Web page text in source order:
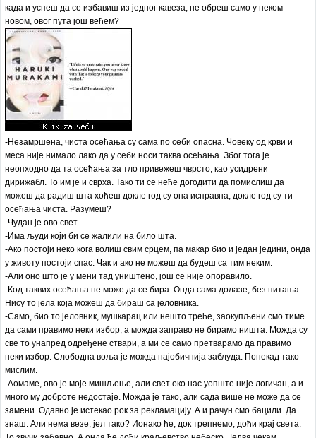
када и успеш да се избавиш из једног кавеза, не обреш само у неком
новом, овог пута још већем?
-Незамршена, чиста осећања су сама по себи опасна. Човеку од крви и
меса није нимало лако да у себи носи таква осећања. Због тога је
неопходно да та осећања за тло привежеш чврсто, као усидрени
дирижабл. То им је и сврха. Тако ти се неће догодити да помислиш да
можеш да радиш шта хоћеш докле год су она исправна, докле год су ти
осећања чиста. Разумеш?
-Чудан је ово свет.
-Има људи који би се жалили на било шта.
-Ако постоји неко кога волиш свим срцем, па макар био и један једини, онда
у животу постоји спас. Чак и ако не можеш да будеш са тим неким.
-Али оно што је у мени тад уништено, још се није опоравило.
-Код таквих осећања не може да се бира. Онда сама долазе, без питања.
Нису то јела која можеш да бираш са јеловника.
-Само, био то јеловник, мушкарац или нешто треће, заокупљени смо тиме
да сами правимо неки избор, а можда заправо не бирамо ништа. Можда су
све то унапред одређене ствари, а ми се само претварамо да правимо
неки избор. Слободна воља је можда најобичнија заблуда. Понекад тако
мислим.
-Аомаме, ово је моје мишљење, али свет око нас уопште није логичан, а и
много му доброте недостаје. Можда је тако, али сада више не може да се
замени. Одавно је истекао рок за рекламацију. А и рачун смо бацили. Да
знаш. Али нема везе, јел тако? Ионако ће, док трепнемо, доћи крај света.